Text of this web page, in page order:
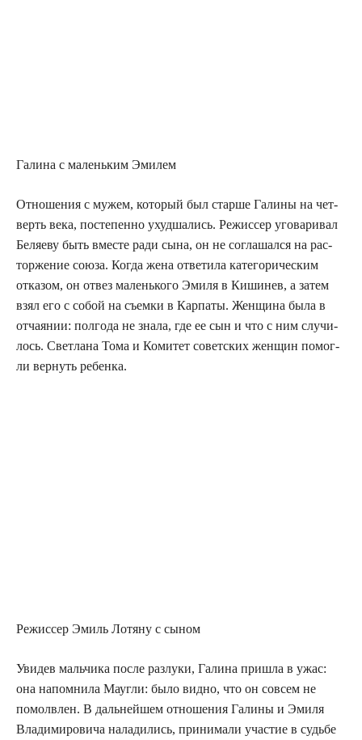
Гали­на с малень­ким Эмилем
Отно­ше­ния с мужем, кото­рый был стар­ше Гали­ны на чет­
верть века, посте­пен­но ухуд­ша­лись. Режис­сер уго­ва­ри­вал
Беля­е­ву быть вме­сте ради сына, он не согла­шал­ся на рас­
тор­же­ние сою­за. Когда жена отве­ти­ла кате­го­ри­че­ским
отка­зом, он отвез малень­ко­го Эми­ля в Киши­нев, а затем
взял его с собой на съем­ки в Кар­па­ты. Жен­щи­на была в
отча­я­нии: пол­го­да не зна­ла, где ее сын и что с ним слу­чи­
лось. Свет­ла­на Тома и Коми­тет совет­ских жен­щин помог­
ли вер­нуть ребенка.
Режис­сер Эмиль Лотя­ну с сыном
Уви­дев маль­чи­ка после раз­лу­ки, Гали­на при­шла в ужас:
она напом­ни­ла Мауг­ли: было вид­но, что он совсем не
помолв­лен. В даль­ней­шем отно­ше­ния Гали­ны и Эми­ля
Вла­ди­ми­ро­ви­ча нала­ди­лись, при­ни­ма­ли уча­стие в судь­бе